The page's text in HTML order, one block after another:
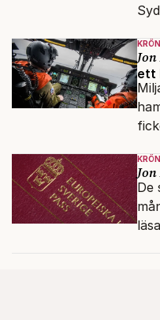
Jon
ett
Jon
De